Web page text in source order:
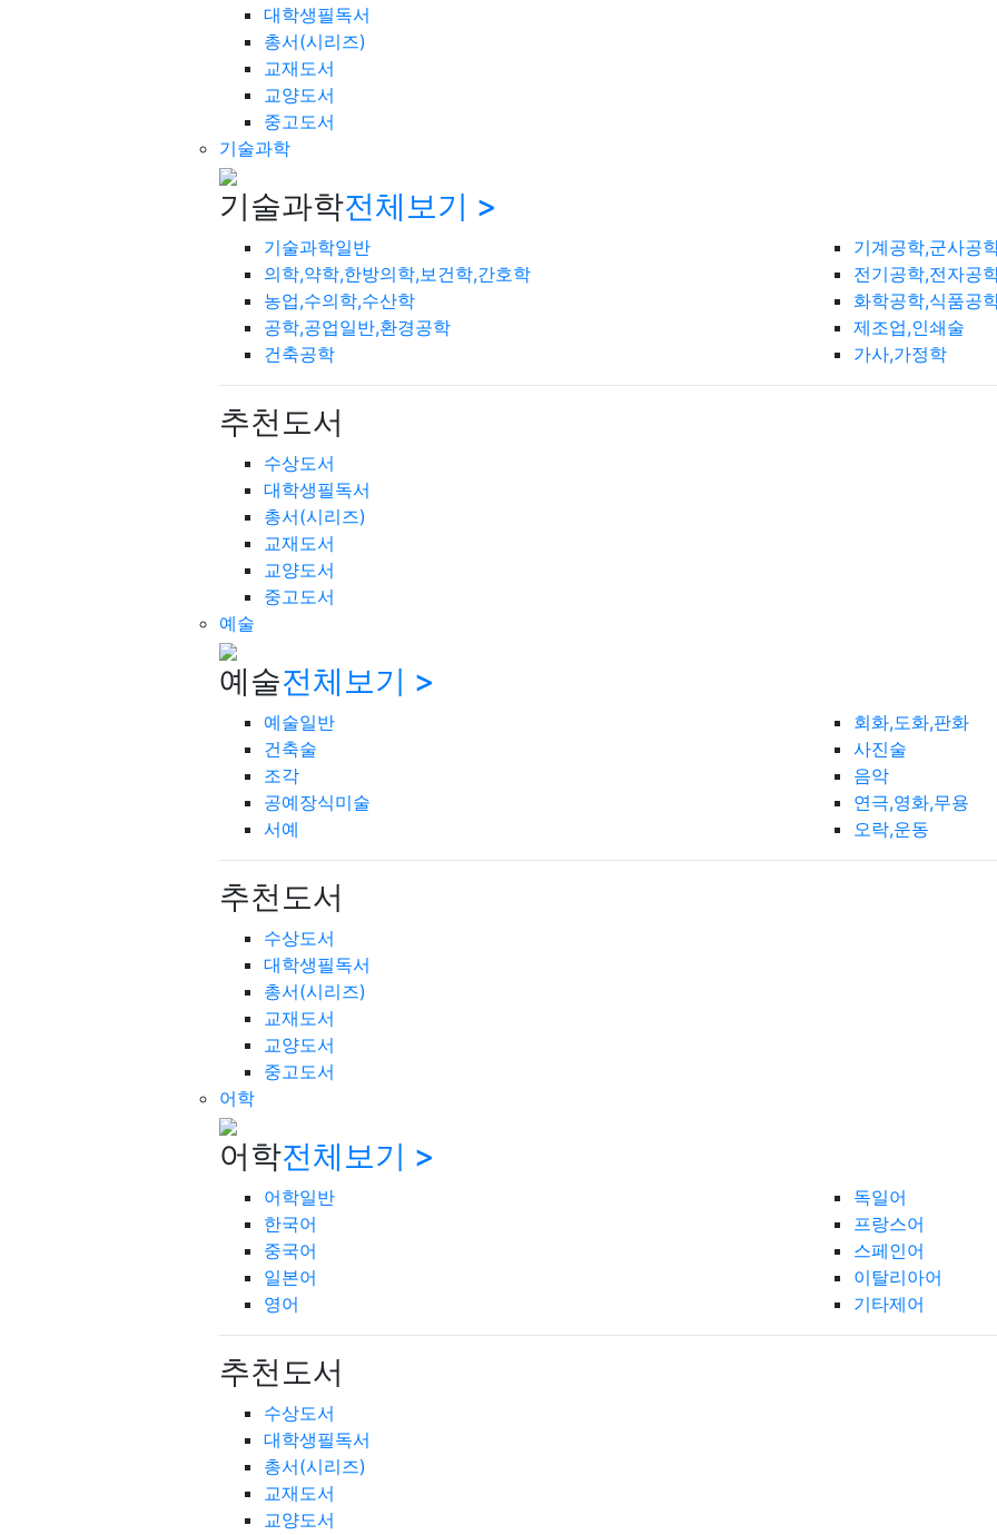
대학생필독서
총서(시리즈)
교재도서
교양도서
중고도서
기술과학
기술과학전체보기 >
기술과학일반
의학,약학,한방의학,보건학,간호학
농업,수의학,수산학
공학,공업일반,환경공학
건축공학
기계공학,군사공
전기공학,전자공
화학공학,식품공
제조업,인쇄술
가사,가정학
추천도서
수상도서
대학생필독서
총서(시리즈)
교재도서
교양도서
중고도서
예술
예술전체보기 >
예술일반
건축술
조각
공예장식미술
서예
회화,도화,판화
사진술
음악
연극,영화,무용
오락,운동
추천도서
수상도서
대학생필독서
총서(시리즈)
교재도서
교양도서
중고도서
어학
어학전체보기 >
어학일반
한국어
중국어
일본어
영어
독일어
프랑스어
스페인어
이탈리아어
기타제어
추천도서
수상도서
대학생필독서
총서(시리즈)
교재도서
교양도서